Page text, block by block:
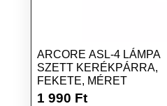
ARCORE ASL-4 LÁMPA
SZETT KERÉKPÁRRA,
FEKETE, MÉRET
1 990 Ft